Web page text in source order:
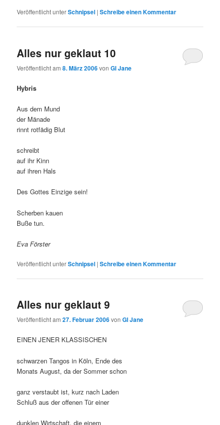
Veröffentlicht unterSchnipsel |Schreibe einen Kommentar
Alles nur geklaut 10
Veröffentlicht am8. März 2006vonGI Jane
Hybris
Aus dem Mund
der Mänade
rinnt rotfädig Blut
schreibt
auf ihr Kinn
auf ihren Hals
Des Gottes Einzige sein!
Scherben kauen
Buße tun.
Eva Förster
Veröffentlicht unterSchnipsel |Schreibe einen Kommentar
Alles nur geklaut 9
Veröffentlicht am27. Februar 2006vonGI Jane
EINEN JENER KLASSISCHEN
schwarzen Tangos in Köln, Ende des
Monats August, da der Sommer schon
ganz verstaubt ist, kurz nach Laden
Schluß aus der offenen Tür einer
dunklen Wirtschaft, die einem